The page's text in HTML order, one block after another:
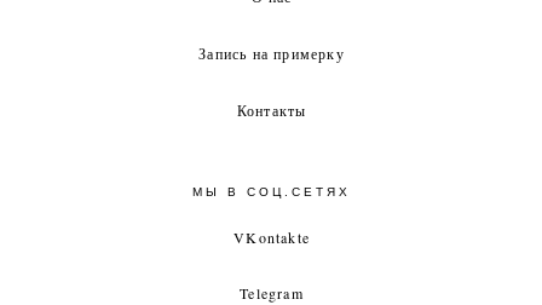
Запись на примерку
Контакты
МЫ В СОЦ.СЕТЯХ
VKontakte
Telegram